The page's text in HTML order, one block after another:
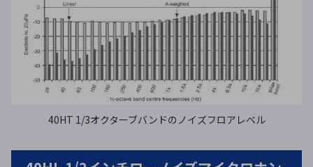
40HT 1/3オクターブバンドのノイズフロアレベル